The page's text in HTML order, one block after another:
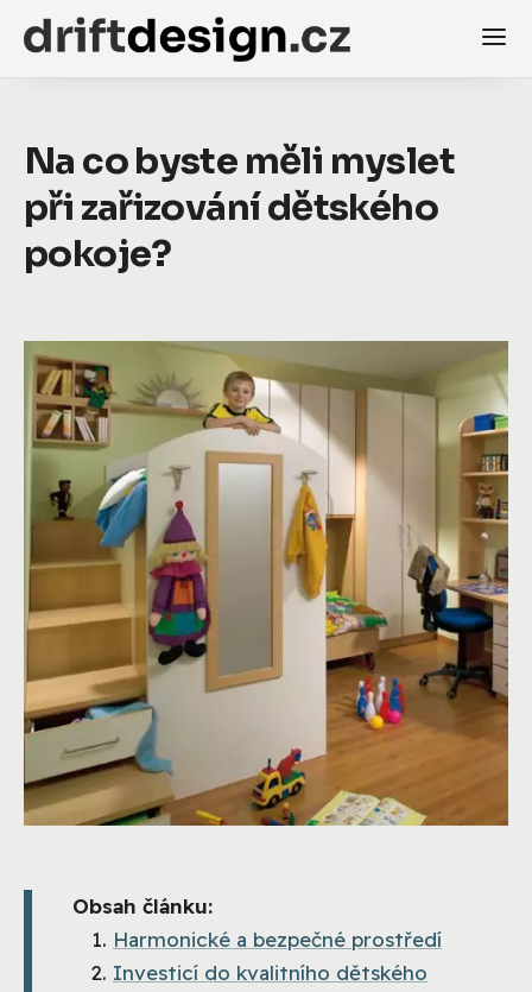
Na co byste měli myslet
při zařizování dětského
pokoje?
Obsah článku:
Harmonické a bezpečné prostředí
Investicí do kvalitního dětského